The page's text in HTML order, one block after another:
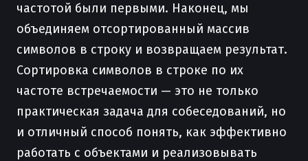
частотой были первыми. Наконец, мы
объединяем отсортированный массив
символов в строку и возвращаем результат.
Сортировка символов в строке по их
частоте встречаемости — это не только
практическая задача для собеседований, но
и отличный способ понять, как эффективно
работать с объектами и реализовывать